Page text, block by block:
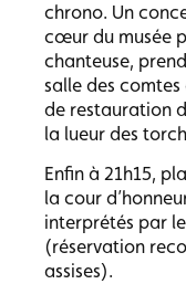
chrono. Un
cœur du musée
chanteuse,
salle des
de restauration
la lueur des
Enfin à 21h15,
la cour
interprétés par
(réservation
assises).